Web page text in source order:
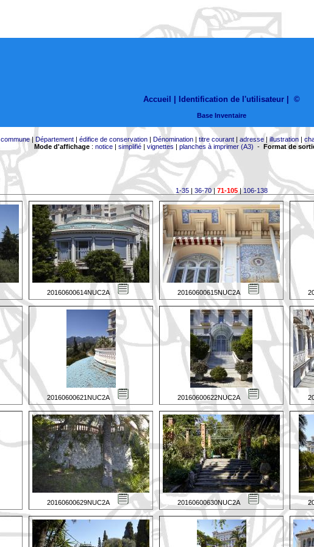
Accueil | Identification de l'utilisateur ©
Base Inventaire
commune| Département| édifice de conservation| Dénomination| titre courant| adresse|illustration|
Mode d'affichage: notice| simplifié| vignettes | planches à imprimer (A3) - Format de
1-35| 36-70| 71-105|106-138
20160600614NUC2A 20160600615NUC2A
20160600621NUC2A 20160600622NUC2A
20160600629NUC2A 20160600630NUC2A